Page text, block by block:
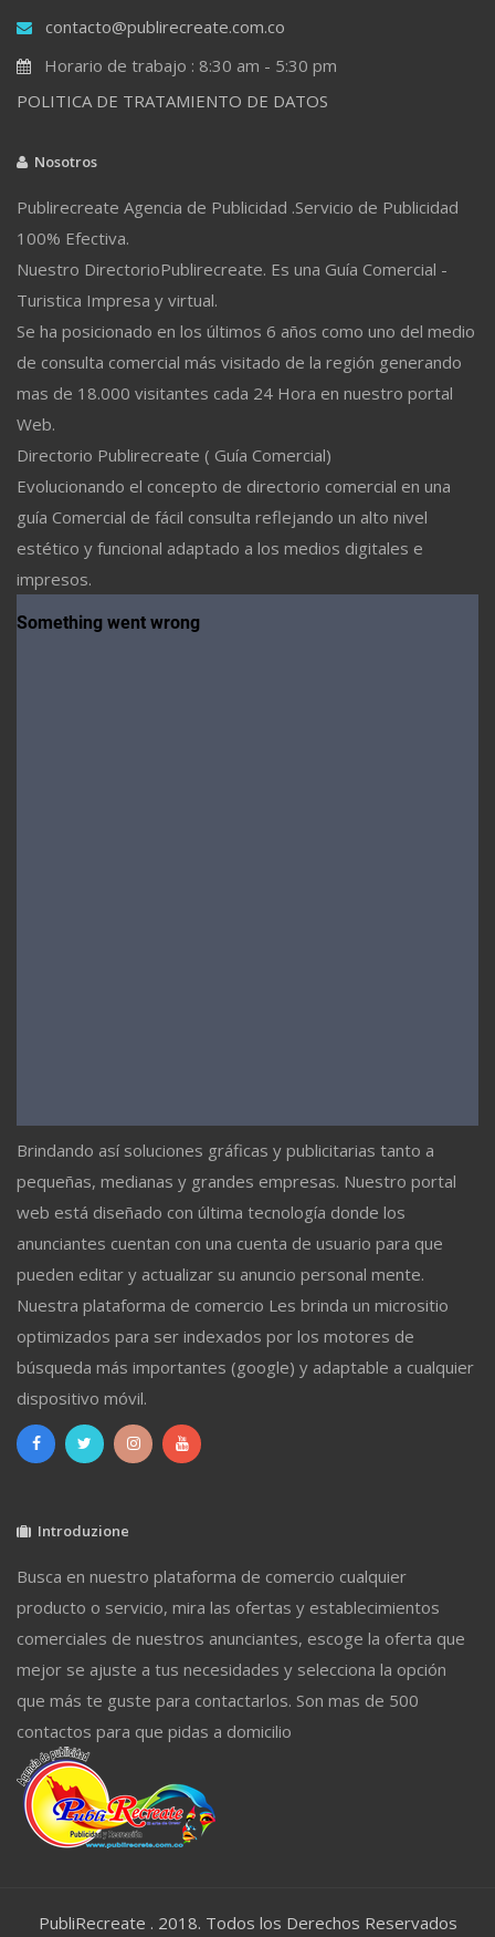
contacto@publirecreate.com.co
Horario de trabajo : 8:30 am - 5:30 pm
POLITICA DE TRATAMIENTO DE DATOS
Nosotros
Publirecreate Agencia de Publicidad .Servicio de Publicidad
100% Efectiva.
Nuestro DirectorioPublirecreate. Es una Guía Comercial -
Turistica Impresa y virtual.
Se ha posicionado en los últimos 6 años como uno del medio
de consulta comercial más visitado de la región generando
mas de 18.000 visitantes cada 24 Hora en nuestro portal
Web.
Directorio Publirecreate ( Guía Comercial)
Evolucionando el concepto de directorio comercial en una
guía Comercial de fácil consulta reflejando un alto nivel
estético y funcional adaptado a los medios digitales e
impresos.
Brindando así soluciones gráficas y publicitarias tanto a
pequeñas, medianas y grandes empresas. Nuestro portal
web está diseñado con última tecnología donde los
anunciantes cuentan con una cuenta de usuario para que
pueden editar y actualizar su anuncio personal mente.
Nuestra plataforma de comercio Les brinda un micrositio
optimizados para ser indexados por los motores de
búsqueda más importantes (google) y adaptable a cualquier
dispositivo móvil.
Introduzione
Busca en nuestro plataforma de comercio cualquier
producto o servicio, mira las ofertas y establecimientos
comerciales de nuestros anunciantes, escoge la oferta que
mejor se ajuste a tus necesidades y selecciona la opción
que más te guste para contactarlos. Son mas de 500
contactos para que pidas a domicilio
PubliRecreate . 2018. Todos los Derechos Reservados